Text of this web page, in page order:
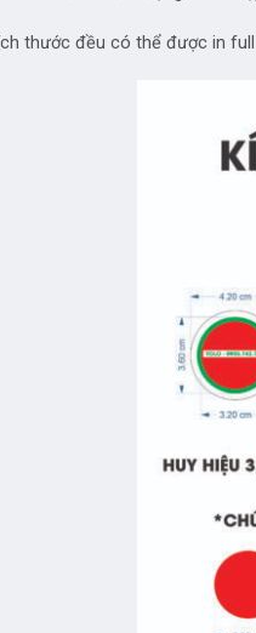
thước đều có thể được in